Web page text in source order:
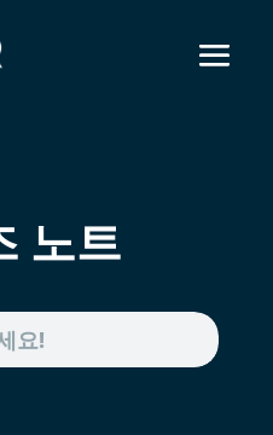
노트